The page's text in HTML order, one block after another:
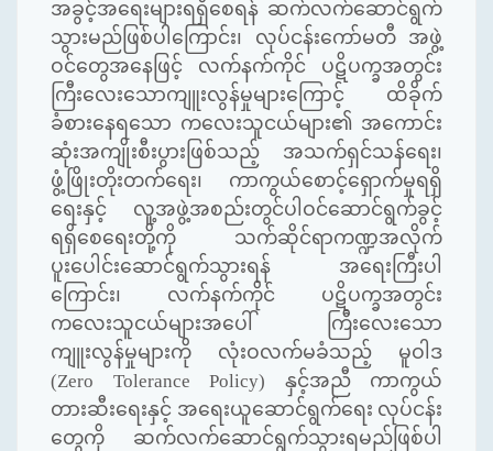
အခွင့်အရေးများရရှိစေရန် ဆက်လက်ဆောင်ရွက်
သွားမည်ဖြစ်ပါကြောင်း၊
လုပ်ငန်းကော်မတီ
အဖွဲ့
ဝင်တွေအနေဖြင့်
လက်နက်ကိုင်
ပဋိပက္ခအတွင်း
ကြီးလေးသောကျူးလွန်မှုများကြောင့်
ထိခိုက်
ခံစားနေရသော ကလေးသူငယ်များ၏ အကောင်း
ဆုံးအကျိုးစီးပွားဖြစ်သည့်
အသက်ရှင်သန်ရေး၊
ဖွံ့ဖြိုးတိုးတက်ရေး၊
ကာကွယ်စောင့်ရှောက်မှုရရှိ
ရေးနှင့်
လူ့အဖွဲ့အစည်းတွင်ပါဝင်ဆောင်ရွက်ခွင့်
ရရှိစေရေးတို့ကို
သက်ဆိုင်ရာကဏ္ဍအလိုက်
ပူးပေါင်းဆောင်ရွက်သွားရန်
အရေးကြီးပါ
ကြောင်း၊
လက်နက်ကိုင်
ပဋိပက္ခအတွင်း
ကလေးသူငယ်များအပေါ်
ကြီးလေးသော
ကျူးလွန်မှုများကို
လုံးဝလက်မခံသည့်
မူဝါဒ
(Zero Tolerance Policy) နှင့်အညီ
ကာကွယ်
တားဆီးရေးနှင့် အရေးယူဆောင်ရွက်ရေး လုပ်ငန်း
တွေကို
ဆက်လက်ဆောင်ရွက်သွားရမည်ဖြစ်ပါ